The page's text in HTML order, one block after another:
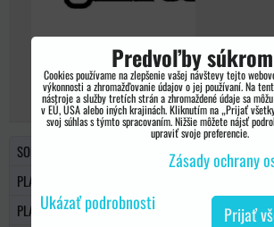
DSi Stylus 5 ks
SONY PSP
PLAYSTATION 2
PLAYSTATION 3
Predvoľby
Cookies používame na zlepšenie vašej návštevy tejto
výkonnosti a zhromažďovanie údajov o jej používaní. Na
nástroje a služby tretích strán a zhromaždené údaje sa
v EÚ, USA alebo iných krajinách. Kliknutím na „Prijať
svoj súhlas s týmto spracovaním. Nižšie môžete nájsť
upraviť svoje preferencie.
Zásady ochrany
Ukázať podrobnosti
Prijať